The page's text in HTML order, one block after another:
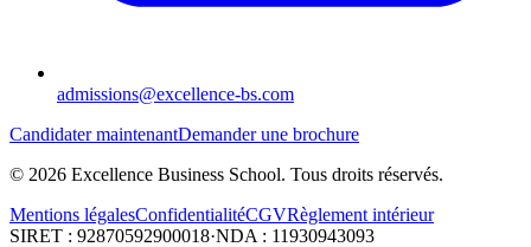
admissions@excellence-bs.com
Candidater maintenantDemander une brochure
© 2026 Excellence Business School. Tous droits réservés.
Mentions légalesConfidentialitéCGVRèglement intérieur
SIRET : 92870592900018·NDA : 11930943093